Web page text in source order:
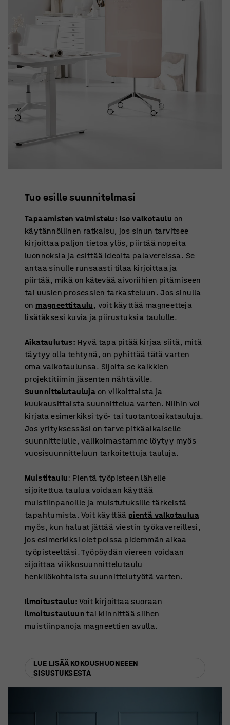
Tuo esille suunnitelmasi
Tapaamisten valmistelu: Iso valkotaulu on
käytännöllinen ratkaisu, jos sinun tarvitsee
kirjoittaa paljon tietoa ylös, piirtää nopeita
luonnoksia ja esittää ideoita palavereissa. Se
antaa sinulle runsaasti tilaa kirjoittaa ja
piirtää, mikä on kätevää aivoriihien pitämiseen
tai uusien prosessien tarkasteluun. Jos sinulla
on magneettitaulu, voit käyttää magneetteja
lisätäksesi kuvia ja piirustuksia taululle.
Aikataulutus: Hyvä tapa pitää kirjaa siitä, mitä
täytyy olla tehtynä, on pyhittää tätä varten
oma valkotaulunsa. Sijoita se kaikkien
projektitiimin jäsenten nähtäville.
Suunnittelutauluja on viikoittaista ja
kuukausittaista suunnittelua varten. Niihin voi
kirjata esimerkiksi työ- tai tuotantoaikatauluja.
Jos yrityksessäsi on tarve pitkäaikaiselle
suunnittelulle, valikoimastamme löytyy myös
vuosisuunnitteluun tarkoitettuja tauluja.
Muistitaulu: Pientä työpisteen lähelle
sijoitettua taulua voidaan käyttää
muistiinpanoille ja muistutuksille tärkeistä
tapahtumista. Voit käyttää pientä valkotaulua
myös, kun haluat jättää viestin työkavereillesi,
jos esimerkiksi olet poissa pidemmän aikaa
työpisteeltäsi. Työpöydän viereen voidaan
sijoittaa viikkosuunnittelutaulu
henkilökohtaista suunnittelutyötä varten.
Ilmoitustaulu: Voit kirjoittaa suoraan
ilmoitustauluun tai kiinnittää siihen
muistiinpanoja magneettien avulla.
LUE LISÄÄ KOKOUSHUONEEEN
SISUSTUKSESTA